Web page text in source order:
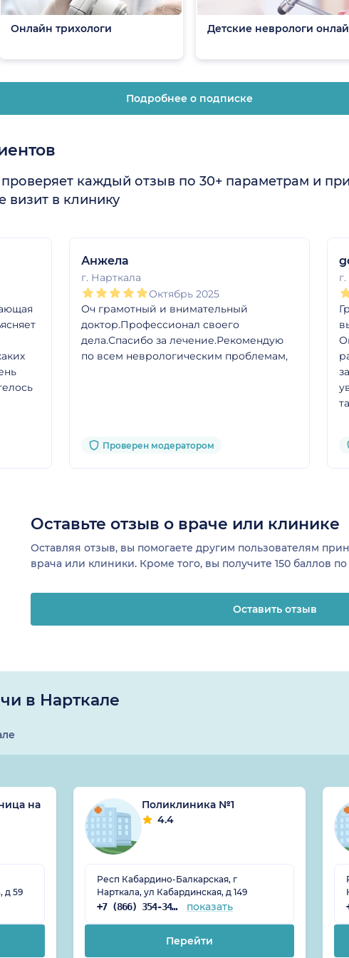
Онлайн трихологи Детские неврологи
Подробнее о подписке
каждый отзыв по 30+ параметрам и
в клинику
Анжела
г. Нарткала
Октябрь 2025
Оч грамотный и внимательный
доктор.Профессионал своего
дела.Спасибо за лечение.Рекомендую
по всем неврологическим проблемам,
Проверен модератором
Оставьте отзыв о враче или клинике
Оставляя отзыв, вы помогаете другим пользователям
врача или клиники. Кроме того, вы получите 150 баллов по
Оставить отзыв
в Нарткале
на
д 59
Поликлиника №1
4.4
Респ Кабардино-Балкарская, г
Нарткала, ул Кабардинская, д 149
+7 (866) 354-34-10 показать
Перейти